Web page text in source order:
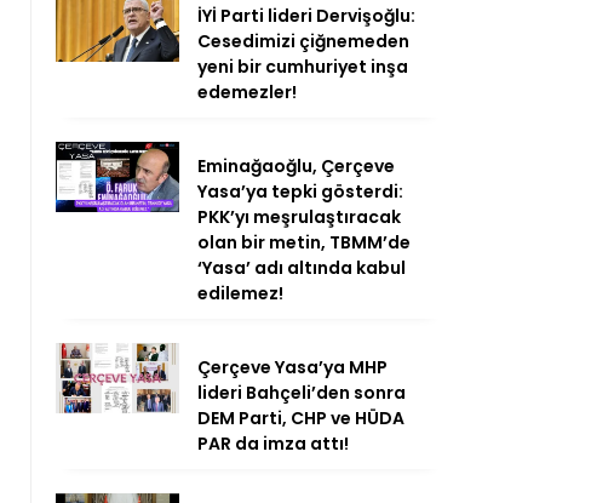
İYİ Parti lideri Dervişoğlu:
Cesedimizi çiğnemeden
yeni bir cumhuriyet inşa
edemezler!
Eminağaoğlu, Çerçeve
Yasa’ya tepki gösterdi:
PKK’yı meşrulaştıracak
olan bir metin, TBMM’de
‘Yasa’ adı altında kabul
edilemez!
Çerçeve Yasa’ya MHP
lideri Bahçeli’den sonra
DEM Parti, CHP ve HÜDA
PAR da imza attı!